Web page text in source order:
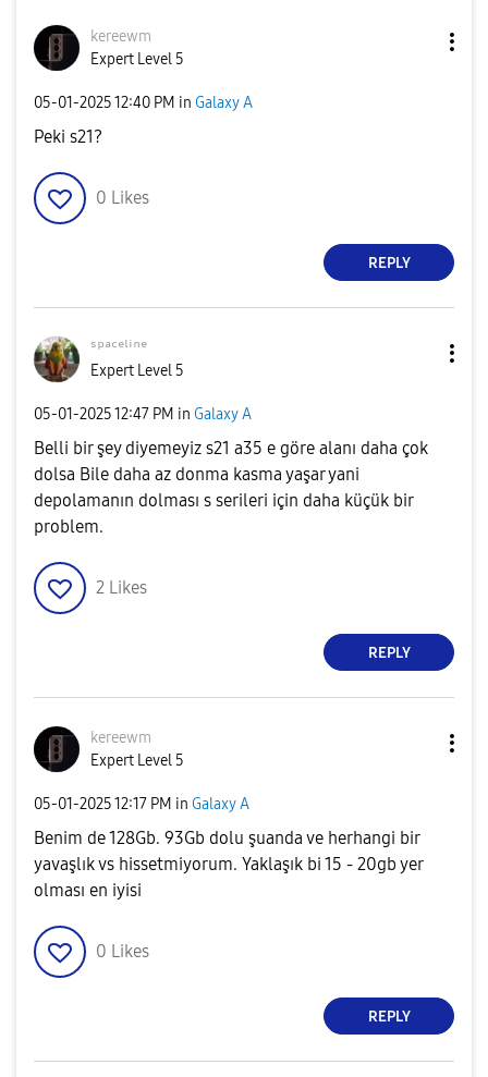
kereewm
Expert Level 5
‎05-01-202512:40 PM in Galaxy A
Peki s21?
0 Likes
REPLY
ˢᵖᵃᶜᵉˡⁱⁿᵉ
Expert Level 5
‎05-01-202512:47 PM in Galaxy A
Belli bir şey diyemeyiz s21 a35 e göre alanı daha çok
dolsa Bile daha az donma kasma yaşar yani
depolamanın dolması s serileri için daha küçük bir
problem.
2 Likes
REPLY
kereewm
Expert Level 5
‎05-01-202512:17 PM in Galaxy A
Benim de 128Gb. 93Gb dolu şuanda ve herhangi bir
yavaşlık vs hissetmiyorum. Yaklaşık bi 15 - 20gb yer
olması en iyisi
0 Likes
REPLY